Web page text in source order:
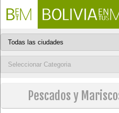
Pescados y